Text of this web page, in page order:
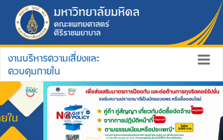
งานบริหารความเสี่ยงและ
ควบคุมภายใน